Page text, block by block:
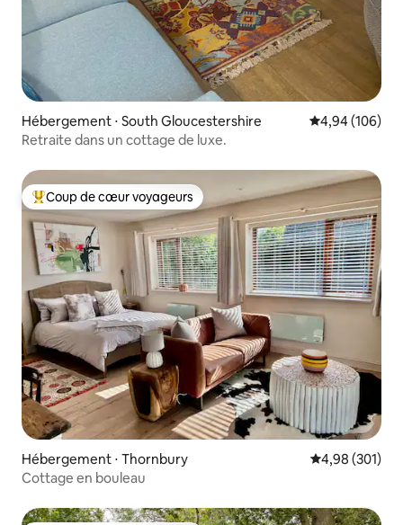
Hébergement ⋅ South Gloucestershire Évaluation
4,94 (106)
Retraite dans un cottage de luxe.
Coups de cœur voyageurs les plus appréciés
Coup de cœur voyageurs
Hébergement ⋅ Thornbury Évaluation
4,98 (301)
Cottage en bouleau